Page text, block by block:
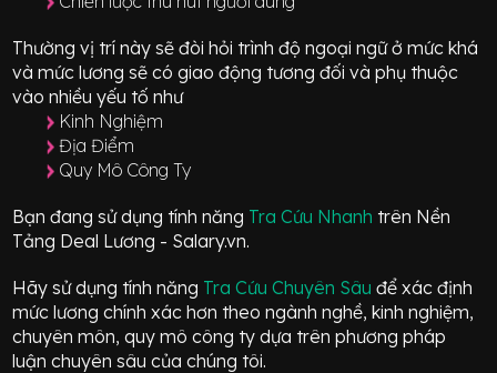
Thường vị trí này sẽ đòi hỏi trình độ ngoại ngữ ở mứckhá
và mức lương sẽ có giao động tương đối và phụ thuộc
vào nhiều yếu tố như
Kinh Nghiệm
Địa Điểm
Quy Mô Công Ty
Bạn đang sử dụng tính năng Tra Cứu Nhanh trên Nền
Tảng Deal Lương - Salary.vn.
Hãy sử dụng tính năng Tra Cứu Chuyên Sâuđể xác định
mức lương chính xác hơn theo ngành nghề, kinh nghiệm,
chuyên môn, quy mô công ty dựa trên phương pháp
luận chuyên sâu của chúng tôi.